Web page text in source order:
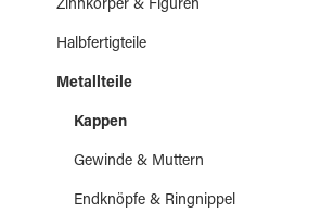
Zinnkörper & Figuren
Halbfertigteile
Metallteile
Kappen
Gewinde & Muttern
Endknöpfe & Ringnippel